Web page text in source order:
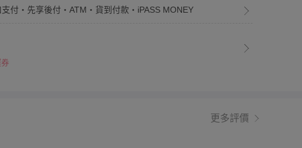
付・先享後付・ATM・貨到付款・iPASS MONEY
更多評價